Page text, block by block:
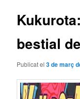
bestial
Publicat el3 de març